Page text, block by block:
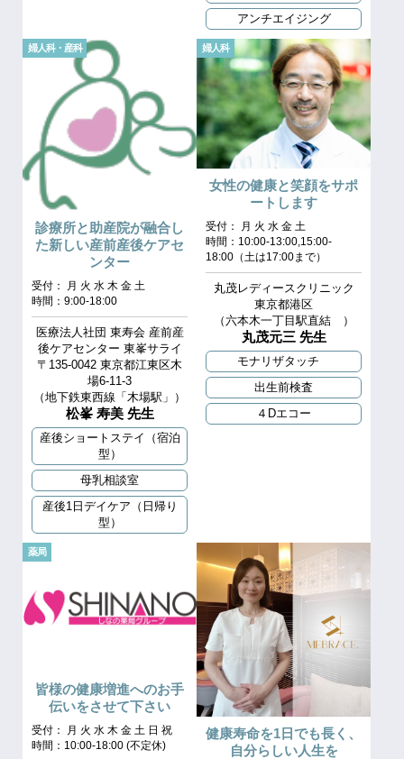
アンチエイジング
婦人科・産科
診療所と助産院が融合し
た新しい産前産後ケアセ
ンター
受付： 月 火 水 木 金 土
時間：9:00-18:00
医療法人社団 東寿会 産前産
後ケアセンター 東峯サライ
〒135-0042 東京都江東区木
場6-11-3
（地下鉄東西線「木場駅」）
松峯 寿美 先生
産後ショートステイ（宿泊
型）
母乳相談室
産後1日デイケア（日帰り
型）
婦人科
女性の健康と笑顔をサポ
ートします
受付： 月 火 水 金 土
時間：10:00-13:00,15:00-
18:00（土は17:00まで）
丸茂レディースクリニック
東京都港区
（六本木一丁目駅直結 ）
丸茂元三 先生
モナリザタッチ
出生前検査
４Dエコー
薬局
皆様の健康増進へのお手
伝いをさせて下さい
受付： 月 火 水 木 金 土 日 祝
時間：10:00‐18:00 (不定休)
健康寿命を1日でも長く、
自分らしい人生を